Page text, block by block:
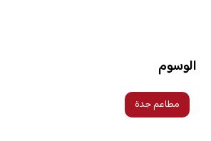
الوسوم
مطاعم جدة